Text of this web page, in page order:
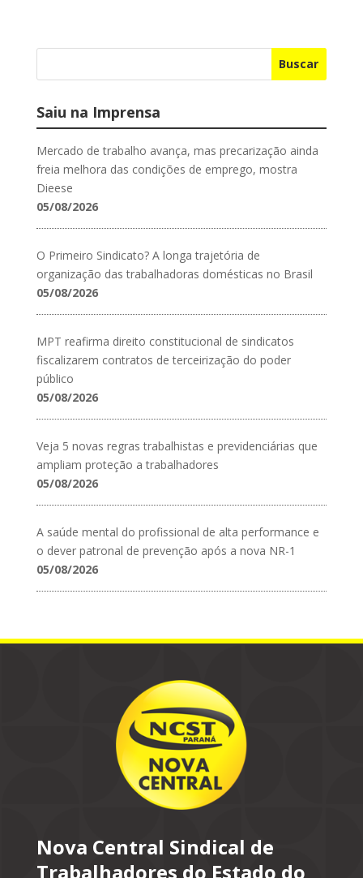
Buscar
Saiu na Imprensa
Mercado de trabalho avança, mas precarização ainda
freia melhora das condições de emprego, mostra
Dieese
05/08/2026
O Primeiro Sindicato? A longa trajetória de
organização das trabalhadoras domésticas no Brasil
05/08/2026
MPT reafirma direito constitucional de sindicatos
fiscalizarem contratos de terceirização do poder
público
05/08/2026
Veja 5 novas regras trabalhistas e previdenciárias que
ampliam proteção a trabalhadores
05/08/2026
A saúde mental do profissional de alta performance e
o dever patronal de prevenção após a nova NR-1
05/08/2026
Nova Central Sindical de
Trabalhadores do Estado do